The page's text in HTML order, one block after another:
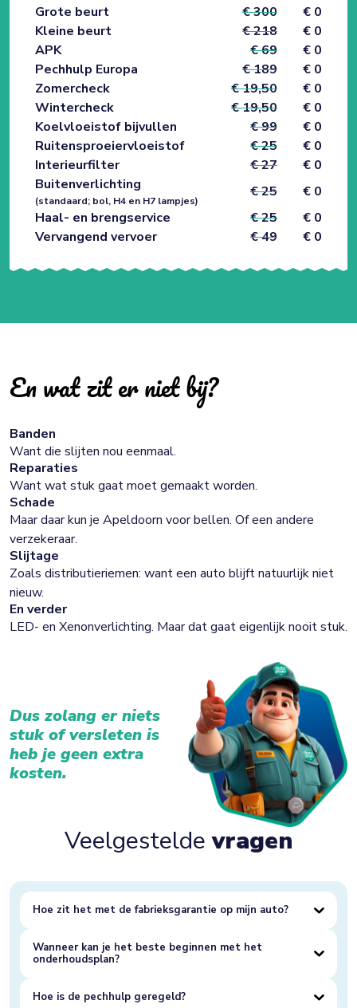
Grote beurt € 300
€ 0
Kleine beurt
€ 218
€ 0
APK
€ 69
€ 0
Pechhulp Europa
€ 189
€ 0
Zomercheck
€ 19,50
€ 0
Wintercheck
€ 19,50
€ 0
Koelvloeistof bijvullen
€ 99
€ 0
Ruitensproeiervloeistof
€ 25
€ 0
Interieurfilter
€ 27
€ 0
Buitenverlichting
(standaard; bol, H4 en H7 lampjes)
€ 25
€ 0
Haal- en brengservice
€ 25
€ 0
Vervangend vervoer
€ 49 € 0
En wat zit er niet bij?
Banden
Want die slijten nou eenmaal.
Reparaties
Want wat stuk gaat moet gemaakt worden.
Schade
Maar daar kun je Apeldoorn voor bellen. Of een andere
verzekeraar.
Slijtage
Zoals distributieriemen: want een auto blijft natuurlijk niet
nieuw.
En verder
LED- en Xenonverlichting. Maar dat gaat eigenlijk nooit stuk.
Dus zolang er niets
stuk of versleten is
heb je geen extra
kosten.
Veelgesteldevragen
Hoe zit het met de fabrieksgarantie op mijn auto?
Wanneer kan je het beste beginnen met het
onderhoudsplan?
Hoe is de pechhulp geregeld?